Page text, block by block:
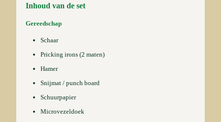
Inhoud van de set
Gereedschap
Schaar
Pricking irons (2 maten)
Hamer
Snijmat / punch board
Schuurpapier
Microvezeldoek